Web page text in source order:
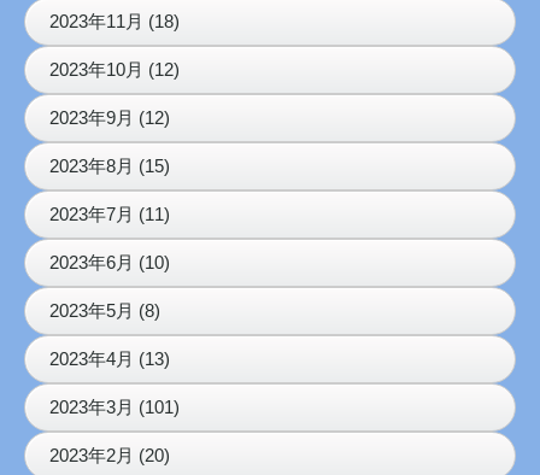
2023年11月 (18)
2023年10月 (12)
2023年9月 (12)
2023年8月 (15)
2023年7月 (11)
2023年6月 (10)
2023年5月 (8)
2023年4月 (13)
2023年3月 (101)
2023年2月 (20)